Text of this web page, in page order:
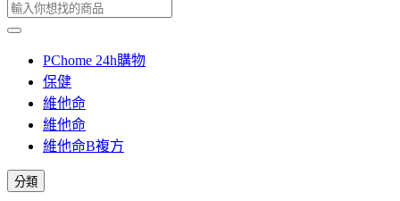
PChome 24h購物
保健
維他命
維他命
維他命B複方
分類